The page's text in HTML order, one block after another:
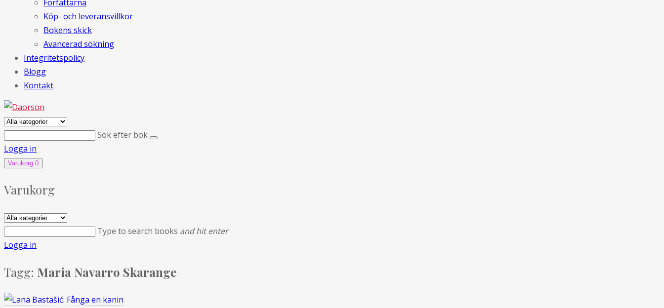
Författarna
Köp- och leveransvillkor
Bokens skick
Avancerad sökning
Integritetspolicy
Blogg
Kontakt
Sök efter bok
Logga in
Varukorg 0
Varukorg
Type to search books and hit enter
Logga in
Tagg: Maria Navarro Skarange